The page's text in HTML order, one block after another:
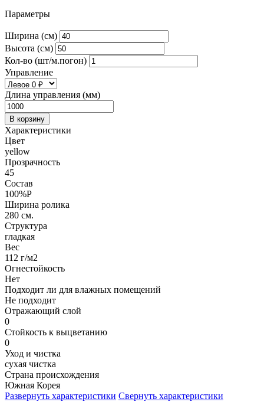
Параметры
Ширина (см)
Высота (см)
Кол-во (шт/м.погон)
Управление
Длина управления (мм)
В корзину
Характеристики
Цвет
yellow
Прозрачность
45
Состав
100%P
Ширина ролика
280 см.
Структура
гладкая
Вес
112 г/м2
Огнестойкость
Нет
Подходит ли для влажных помещений
Не подходит
Отражающий слой
0
Стойкость к выцветанию
0
Уход и чистка
сухая чистка
Страна происхождения
Южная Корея
Развернуть характеристики Свернуть характеристики